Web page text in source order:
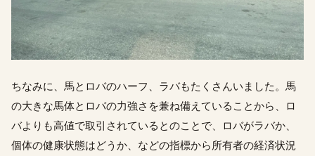
ちなみに、馬とロバのハーフ、ラバもたくさんいました。馬
の大きな馬体とロバの力強さを兼ね備えていることから、ロ
バよりも高値で取引されているとのことで、ロバがラバか、
個体の健康状態はどうか、などの指標から所有者の経済状況